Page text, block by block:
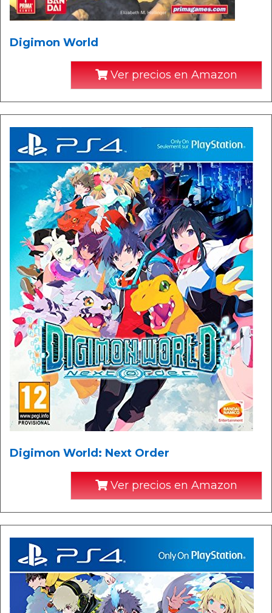
Digimon World
Ver precios en Amazon
Digimon World: Next Order
Ver precios en Amazon